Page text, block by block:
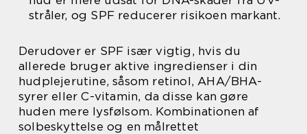
stråler, og SPF reducerer risikoen markant.
Derudover er SPF især vigtig, hvis du
allerede bruger aktive ingredienser i din
hudplejerutine, såsom retinol, AHA/BHA-
syrer eller C-vitamin, da disse kan gøre
huden mere lysfølsom. Kombinationen af
solbeskyttelse og en målrettet